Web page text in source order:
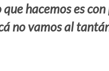
hacemos es
no vamos al